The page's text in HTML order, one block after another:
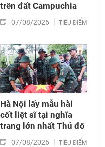
trên đất Campuchia
07/08/2026 TIÊU ĐIỂM
Hà Nội lấy mẫu hài
cốt liệt sĩ tại nghĩa
trang lớn nhất Thủ đô
07/08/2026 TIÊU ĐIỂM